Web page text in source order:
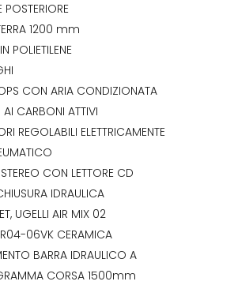
POSTERIORE
1200 mm
POLIETILENE
CON ARIA CONDIZIONATA
CARBONI ATTIVI
REGOLABILI ELETTRICAMENTE
CON LETTORE CD
IDRAULICA
UGELLI AIR MIX 02
06VK CERAMICA
BARRA IDRAULICO A
CORSA 1500mm